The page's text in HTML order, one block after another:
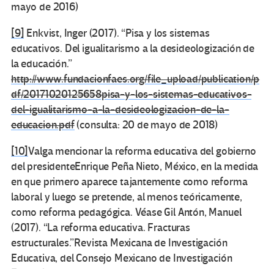
mayo de 2016)
[9] Enkvist, Inger (2017). “Pisa y los sistemas
educativos. Del igualitarismo a la desideologización de
la educación.”
http://www.fundacionfaes.org/file_upload/publication/p
df/20171020125658pisa-y-los-sistemas-educativos-
del-igualitarismo-a-la-desideologizacion-de-la-
educacion.pdf(consulta: 20 de mayo de 2018)
[10]Valga mencionar la reforma educativa del gobierno
del presidenteEnrique Peña Nieto, México, en la medida
en que primero aparece tajantemente como reforma
laboral y luego se pretende, al menos teóricamente,
como reforma pedagógica. Véase Gil Antón, Manuel
(2017). “La reforma educativa. Fracturas
estructurales.”Revista Mexicana de Investigación
Educativa, del Consejo Mexicano de Investigación